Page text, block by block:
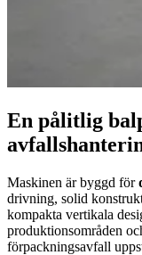
En pålitlig
Maskinen är byggd för
drivning, solid
kompakta vertikala
produktionsområden
förpackningsavfall